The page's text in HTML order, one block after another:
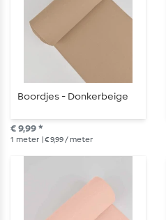
Boordjes - Donkerbeige
€ 9,99 *
1 meter | € 9,99 / meter